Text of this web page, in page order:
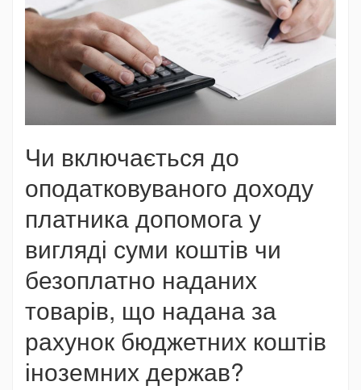
Чи включається до
оподатковуваного доходу
платника допомога у
вигляді суми коштів чи
безоплатно наданих
товарів, що надана за
рахунок бюджетних коштів
іноземних держав?